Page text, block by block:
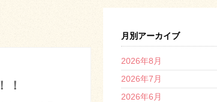
！
月別アーカイブ
2026年8月
2026年7月
2026年6月